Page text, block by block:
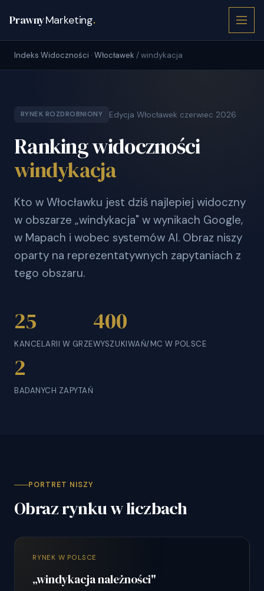
PrawnyMarketing.
Indeks Widoczności · Włocławek / windykacja
RYNEK ROZDROBNIONY Edycja Włocławek czerwiec 2026
Ranking widoczności
windykacja
Kto w Włocławku jest dziś najlepiej widoczny
w obszarze „windykacja" w wynikach Google,
w Mapach i wobec systemów AI. Obraz niszy
oparty na reprezentatywnych zapytaniach z
tego obszaru.
25
KANCELARII W GRZE
400
WYSZUKIWAŃ/MC W POLSCE
2
BADANYCH ZAPYTAŃ
PORTRET NISZY
Obraz rynku w liczbach
RYNEK W POLSCE
„windykacja należności"